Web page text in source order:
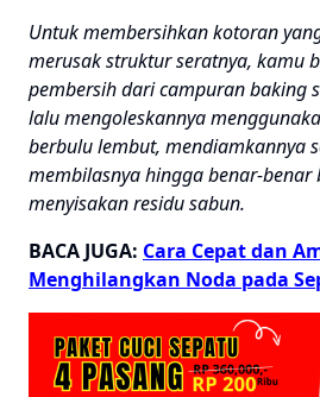
Untuk membersihkan kotoran
merusak struktur seratnya, kamu
pembersih dari campuran baking
lalu mengoleskannya
berbulu lembut, mendiamkannya
membilasnya hingga benar-benar
menyisakan residu sabun.
BACA JUGA: Cara Cepat dan
Menghilangkan Noda pada